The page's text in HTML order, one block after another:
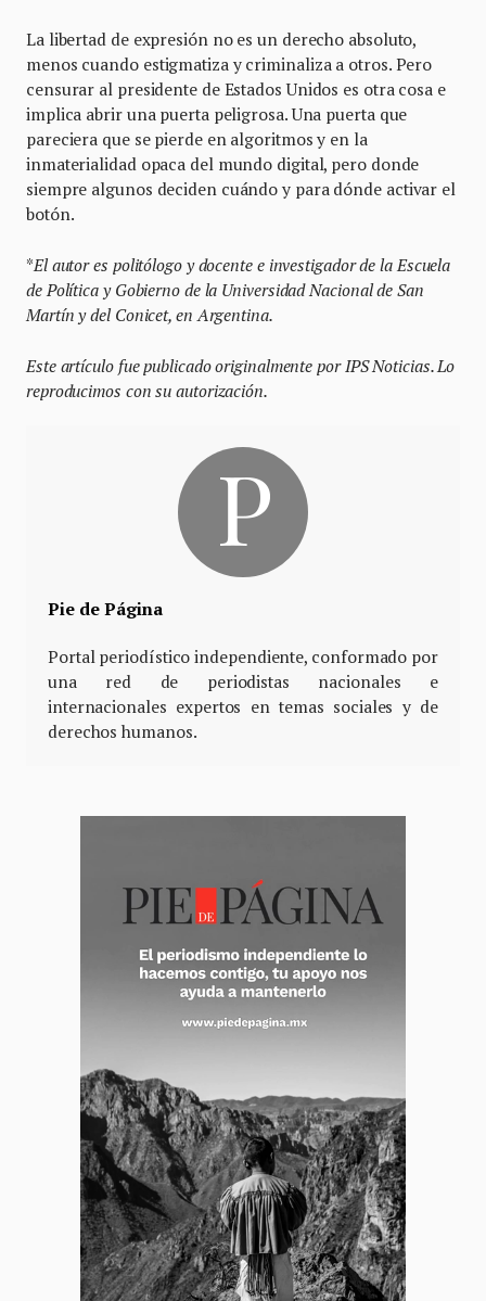
La libertad de expresión no es un derecho absoluto,
menos cuando estigmatiza y criminaliza a otros. Pero
censurar al presidente de Estados Unidos es otra cosa e
implica abrir una puerta peligrosa. Una puerta que
pareciera que se pierde en algoritmos y en la
inmaterialidad opaca del mundo digital, pero donde
siempre algunos deciden cuándo y para dónde activar el
botón.
*El autor es politólogo y docente e investigador de la Escuela
de Política y Gobierno de la Universidad Nacional de San
Martín y del Conicet, en Argentina.
Este artículo fue publicado originalmente por IPS Noticias. Lo
reproducimos con su autorización.
Pie de Página
Portal periodístico independiente, conformado por
una red de periodistas nacionales e
internacionales expertos en temas sociales y de
derechos humanos.